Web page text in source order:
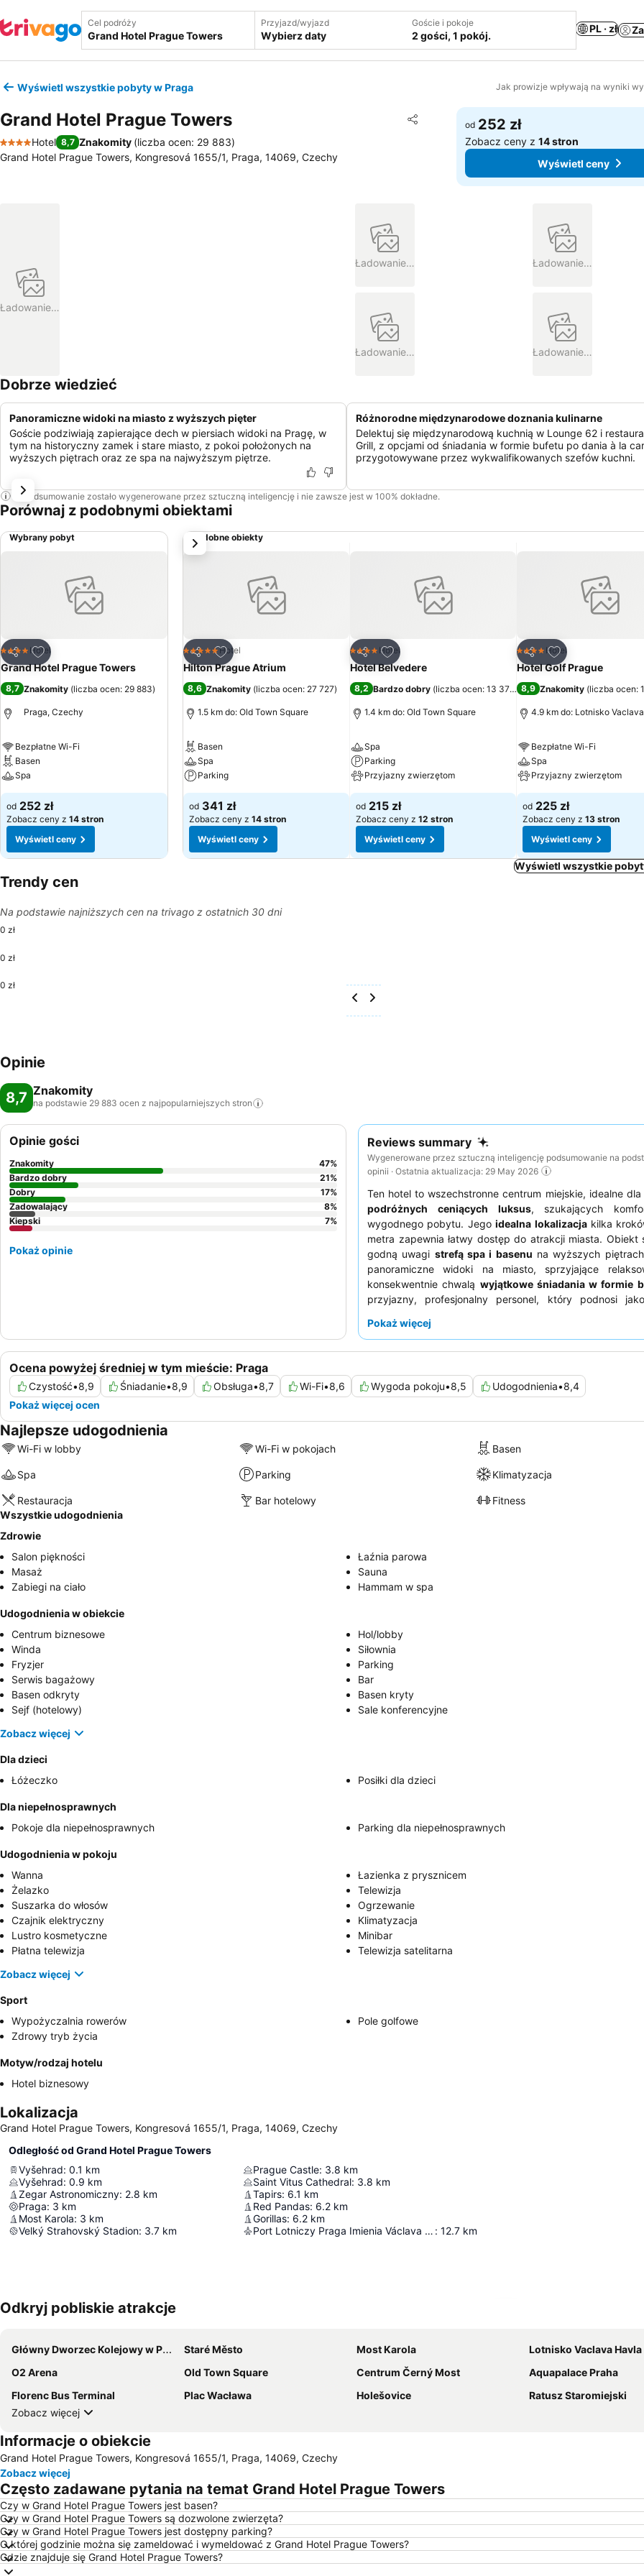
Cel podróży Przyjazd/wyjazd
Wybierz daty
Goście i pokoje
2 gości, 1 pokój.
PL · zł
Wyświetl wszystkie pobyty w Praga Jak prowizje wpływają na wyniki
Grand Hotel Prague Towers Udostępnij
Dodaj do ulubionych
4 Kategoria
Hotel 8,7 Znakomity (liczba ocen: 29 883)
Grand Hotel Prague Towers, Kongresová 1655/1, Praga, 14069, Czechy
od 252 zł
Zobacz ceny z14 stron
Wyświetl ceny
Ładowanie…
Ładowanie… Ładowanie…
Ładowanie… Ładowanie…
Dobrze wiedzieć
Panoramiczne widoki na miasto z wyższych pięter
Goście podziwiają zapierające dech w piersiach widoki na Pragę, w
tym na historyczny zamek i stare miasto, z pokoi położonych na
wyższych piętrach oraz ze spa na najwyższym piętrze.
Różnorodne międzynarodowe doznania kulinarne
Delektuj się międzynarodową kuchnią w Lounge 62 i
Grill, z opcjami od śniadania w formie bufetu po dania à la
przygotowywane przez wykwalifikowanych szefów kuchni.
To podsumowanie zostało wygenerowane przez sztuczną inteligencję i nie zawsze jest w 100% dokładne.
Porównaj z podobnymi obiektami
Wybrany pobyt
Udostępnij
Dodaj do ulubionych
4 Kategoria
Hotel
Grand Hotel Prague Towers
8,7 Znakomity (liczba ocen: 29 883)
Praga, Czechy
Bezpłatne Wi-Fi
Basen
Spa
od 252 zł
Zobacz ceny z 14 stron
Wyświetl ceny
Podobne obiekty
Udostępnij
Dodaj do ulubionych
5 KategoriaHotel
Hilton Prague Atrium
8,6 Znakomity (liczba ocen: 27 727)
1.5 km do: Old Town Square
Basen
Spa
Parking
od 341 zł
Zobacz ceny z 14 stron
Wyświetl ceny
Udostępnij
Dodaj do ulubionych
4 Kategoria
Hotel
Hotel Belvedere
8,2 Bardzo dobry (liczba ocen: 13 374)
1.4 km do: Old Town Square
Spa
Parking
Przyjazny zwierzętom
od 215 zł
Zobacz ceny z 12 stron
Wyświetl ceny
Udostępnij
Dodaj do
4 Kategoria
Hotel
Hotel Golf Prague
8,9 Znakomity (liczba ocen:
4.9 km do: Lotnisko
Bezpłatne Wi-Fi
Spa
Przyjazny zwierzętom
od 225 zł
Zobacz ceny z 13 stron
Wyświetl ceny
Następny
Wyświetl wszystkie
Trendy cen
Na podstawie najniższych cen na trivago z ostatnich 30 dni
0 zł
0 zł
0 zł
Opinie
8,7 Znakomity
na podstawie 29 883 ocen z najpopularniejszych stron
Reviews summary
Wygenerowane przez sztuczną inteligencję podsumowanie na
opinii · Ostatnia aktualizacja: 29 May 2026
Ten hotel to wszechstronne centrum miejskie, idealne dla
podróżnych ceniących luksus, szukających
wygodnego pobytu. Jegoidealna lokalizacjakilka
metra zapewnia łatwy dostęp do atrakcji miasta. Obiekt
godną uwagi strefą spa i basenu na wyższych
panoramiczne widoki na miasto, sprzyjające
konsekwentnie chwalą wyjątkowe śniadania w formie
przyjazny, profesjonalny personel, który podnosi
piersiach widoki, zdecydowanie zaleca się
Pokaż więcej
Ocena powyżej średniej w tym mieście: Praga
Czystość•8,9 Śniadanie•8,9 Obsługa•8,7 Wi-Fi•8,6 Wygoda pokoju•8,5 Udogodnienia•8,4
Pokaż więcej ocen
Opinie gości
Znakomity 47%
Bardzo dobry
21%
Dobry
17%
Zadowalający
8%
Kiepski
7%
Pokaż opinie
Najlepsze udogodnienia
Wi-Fi w lobby Wi-Fi w pokojach Basen
Spa Parking Klimatyzacja
Restauracja Bar hotelowy
Fitness
Wszystkie udogodnienia
Zdrowie
Salon piękności
Łaźnia parowa
Masaż
Sauna
Zabiegi na ciało
Hammam w spa
Udogodnienia w obiekcie
Centrum biznesowe
Hol/lobby
Winda
Siłownia
Fryzjer
Parking
Serwis bagażowy
Bar
Basen odkryty
Basen kryty
Sejf (hotelowy)
Sale konferencyjne
Zobacz więcej
Dla dzieci
Łóżeczko
Posiłki dla dzieci
Dla niepełnosprawnych
Pokoje dla niepełnosprawnych
Parking dla niepełnosprawnych
Udogodnienia w pokoju
Wanna
Łazienka z prysznicem
Żelazko
Telewizja
Suszarka do włosów
Ogrzewanie
Czajnik elektryczny
Klimatyzacja
Lustro kosmetyczne
Minibar
Płatna telewizja
Telewizja satelitarna
Zobacz więcej
Sport
Wypożyczalnia rowerów
Pole golfowe
Zdrowy tryb życia
Motyw/rodzaj hotelu
Hotel biznesowy
Lokalizacja
Grand Hotel Prague Towers, Kongresová 1655/1, Praga, 14069, Czechy
Odległość od Grand Hotel Prague Towers
Vyšehrad: 0.1 km
Vyšehrad: 0.9 km
Zegar Astronomiczny: 2.8 km
Praga: 3 km
Most Karola: 3 km
Velký Strahovský Stadion: 3.7 km
Prague Castle: 3.8 km
Saint Vitus Cathedral: 3.8 km
Tapirs: 6.1 km
Red Pandas: 6.2 km
Gorillas: 6.2 km
Port Lotniczy Praga Imienia Václava Havla : 12.7 km
Odkryj pobliskie atrakcje
Główny Dworzec Kolejowy w Pradze Staré Město Most Karola
Lotnisko Vaclava Havla
O2 Arena
Old Town Square Centrum Černý Most
Aquapalace Praha
Florenc Bus Terminal
Plac Wacława Holešovice
Ratusz Staromiejski
Zobacz więcej
Informacje o obiekcie
Grand Hotel Prague Towers, Kongresová 1655/1, Praga, 14069, Czechy
Zobacz więcej
Często zadawane pytania na temat Grand Hotel Prague Towers
Czy w Grand Hotel Prague Towers jest basen?
Czy w Grand Hotel Prague Towers są dozwolone zwierzęta?
Czy w Grand Hotel Prague Towers jest dostępny parking?
O której godzinie można się zameldować i wymeldować z Grand Hotel Prague Towers?
Gdzie znajduje się Grand Hotel Prague Towers?